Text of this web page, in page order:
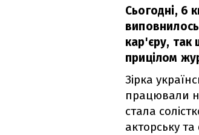
Сьогодні, 6
кар'єру, так
прицілом
Зірка
працювали
стала
акторську